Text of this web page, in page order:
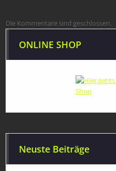
Die Kommentare sind geschlossen.
ONLINE SHOP
Neuste Beiträge